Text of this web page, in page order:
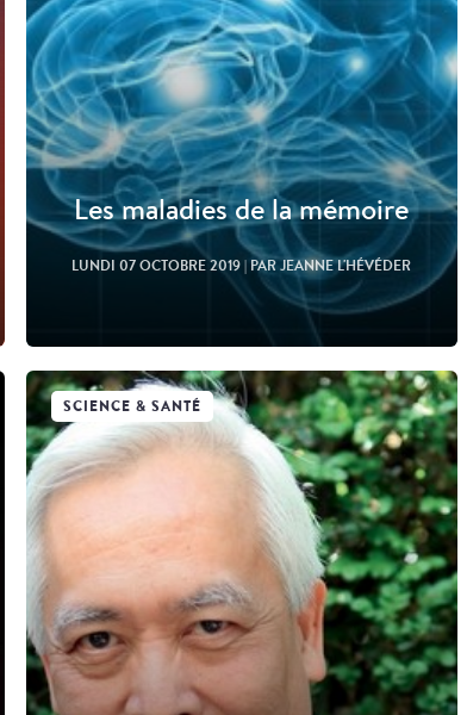
Les maladies de la mémoire
LUNDI 07 OCTOBRE 2019| PAR JEANNE L'HÉVÉDER
Lire l'article
SCIENCE & SANTÉ